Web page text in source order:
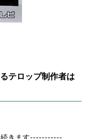
テロップ制作者は
きます-----------